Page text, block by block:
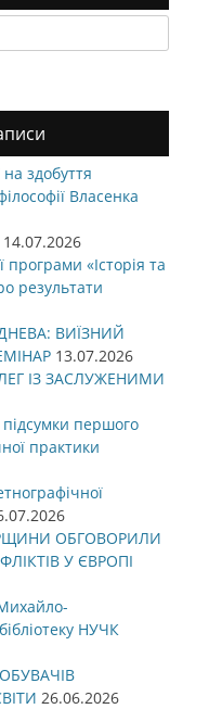
здобуття
Власенка
14.07.2026
програми «Історія та
результати
ВИЇЗНИЙ
13.07.2026
ІЗ ЗАСЛУЖЕНИМИ
підсумки першого
практики
ОБГОВОРИЛИ
У ЄВРОПІ
НУЧК
26.06.2026